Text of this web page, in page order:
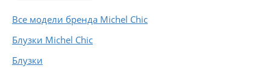
Все модели бренда Michel Chic
Блузки Michel Chic
Блузки